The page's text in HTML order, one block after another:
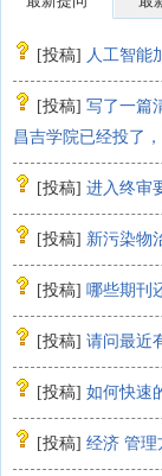
[投稿] 人工智能
[投稿] 写了一篇
昌吉学院已经投了
[投稿] 进入终审
[投稿] 新污染物
[投稿] 哪些期刊
[投稿] 请问最近
[投稿] 如何快速
[投稿] 经济 管理